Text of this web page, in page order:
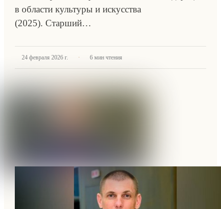
в области культуры и искусства
(2025). Старший…
24 февраля 2026 г. · 6 мин чтения